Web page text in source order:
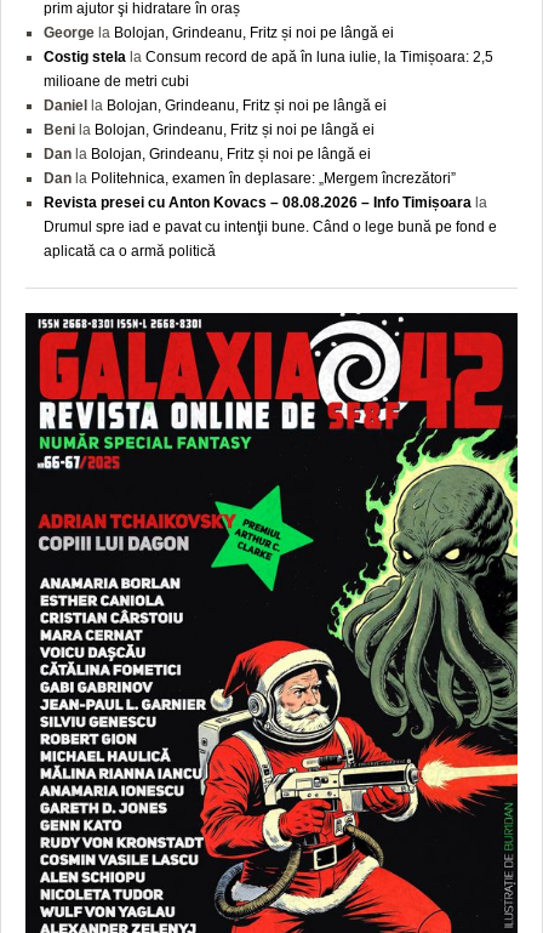
prim ajutor şi hidratare în oraș
George la Bolojan, Grindeanu, Fritz și noi pe lângă ei
Costig stela la Consum record de apă în luna iulie, la Timișoara: 2,5
milioane de metri cubi
Daniel
la Bolojan, Grindeanu, Fritz și noi pe lângă ei
Beni la Bolojan, Grindeanu, Fritz și noi pe lângă ei
Dan la Bolojan, Grindeanu, Fritz și noi pe lângă ei
Dan la Politehnica, examen în deplasare: „Mergem încrezători”
Revista presei cu Anton Kovacs – 08.08.2026 – Info Timișoara la
Drumul spre iad e pavat cu intenţii bune. Când o lege bună pe fond e
aplicată ca o armă politică